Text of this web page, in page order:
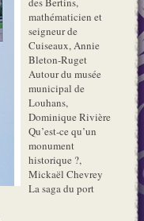
mathématicien et
seigneur de
Cuiseaux, Annie
Bleton-Ruget
Autour du musée
municipal de
Louhans,
Dominique Rivière
Qu’est-ce qu’un
monument
historique ?,
Mickaël Chevrey
La saga du port